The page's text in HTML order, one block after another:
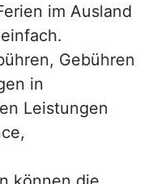
im Ausland
Gebühren
in
Leistungen